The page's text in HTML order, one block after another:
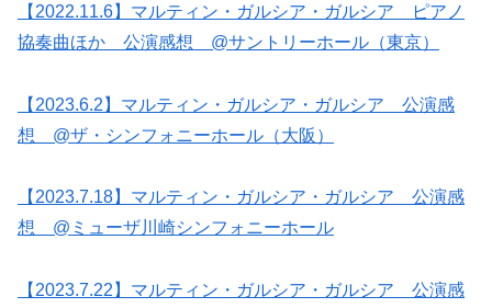
【2022.11.6】マルティン・ガルシア・ガルシア ピアノ
協奏曲ほか 公演感想 @サントリーホール（東京）
【2023.6.2】マルティン・ガルシア・ガルシア 公演感
想 @ザ・シンフォニーホール（大阪）
【2023.7.18】マルティン・ガルシア・ガルシア 公演感
想 @ミューザ川崎シンフォニーホール
【2023.7.22】マルティン・ガルシア・ガルシア 公演感